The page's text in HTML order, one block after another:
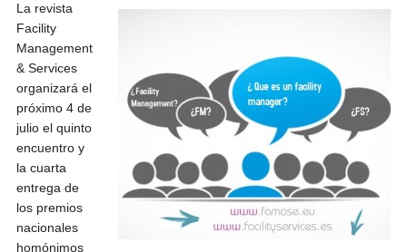
La revista
Facility
Management
& Services
organizará el
próximo 4 de
julio el quinto
encuentro y
la cuarta
entrega de
los premios
nacionales
homónimos